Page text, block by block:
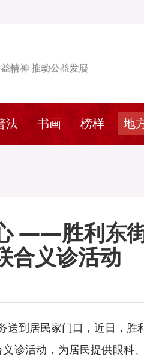
法 书画 榜样 地
——胜利东
合义诊活动
到居民家门口，近日，胜
诊活动，为居民提供眼科